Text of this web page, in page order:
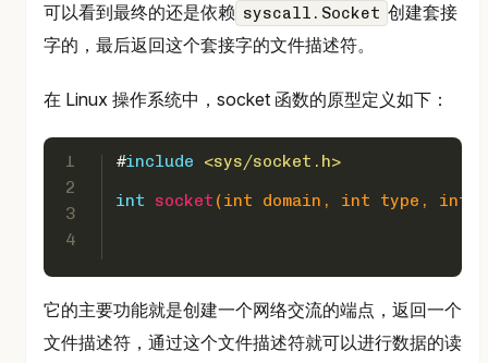
可以看到最终的还是依赖 syscall.Socket 创建套接
字的，最后返回这个套接字的文件描述符。
在 Linux 操作系统中，socket 函数的原型定义如下：
1
2
3
4
#include
<sys/socket.h>
int
socket (int domain, int type, int
它的主要功能就是创建一个网络交流的端点，返回一个
文件描述符，通过这个文件描述符就可以进行数据的读